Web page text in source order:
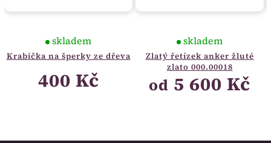
Krabička na šperky ze dřeva
skladem
400 Kč
Zlatý řetízek anker žluté
zlato 000.00018
skladem
od 5 600 Kč